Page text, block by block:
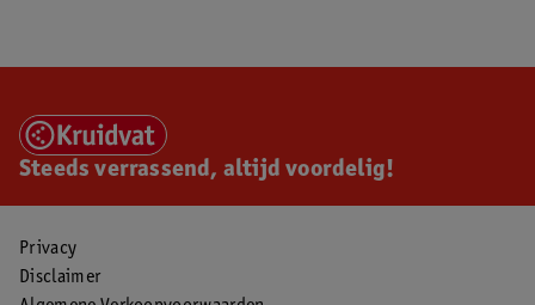
Steeds verrassend, altijd voordelig!
Privacy
Disclaimer